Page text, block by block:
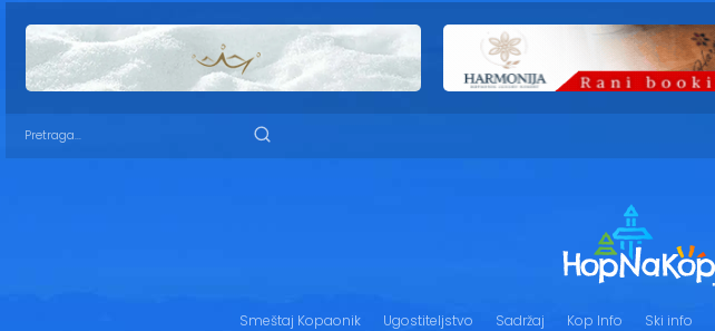
Smeštaj Kopaonik Ugostiteljstvo Sadržaj Kop Info Ski info